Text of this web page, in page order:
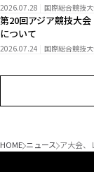
2026.07.28 国際総合競技
第20回アジア競技大
について
2026.07.24 国際総合競技
HOME ニュース ア大会、